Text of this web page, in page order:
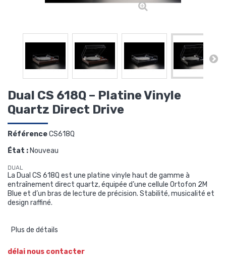
Dual CS 618Q – Platine Vinyle
Quartz Direct Drive
RéférenceCS618Q
État :Nouveau
DUAL
La Dual CS 618Q est une platine vinyle haut de gamme à
entraînement direct quartz, équipée d’une cellule Ortofon 2M
Blue et d’un bras de lecture de précision. Stabilité, musicalité et
design raffiné.
Plus de détails
délai nous contacter